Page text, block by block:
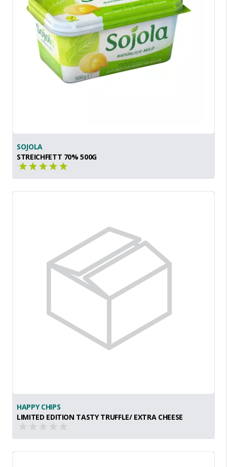
SOJOLA
STREICHFETT 70% 500G
HAPPY CHIPS
LIMITED EDITION TASTY TRUFFLE/ EXTRA CHEESE